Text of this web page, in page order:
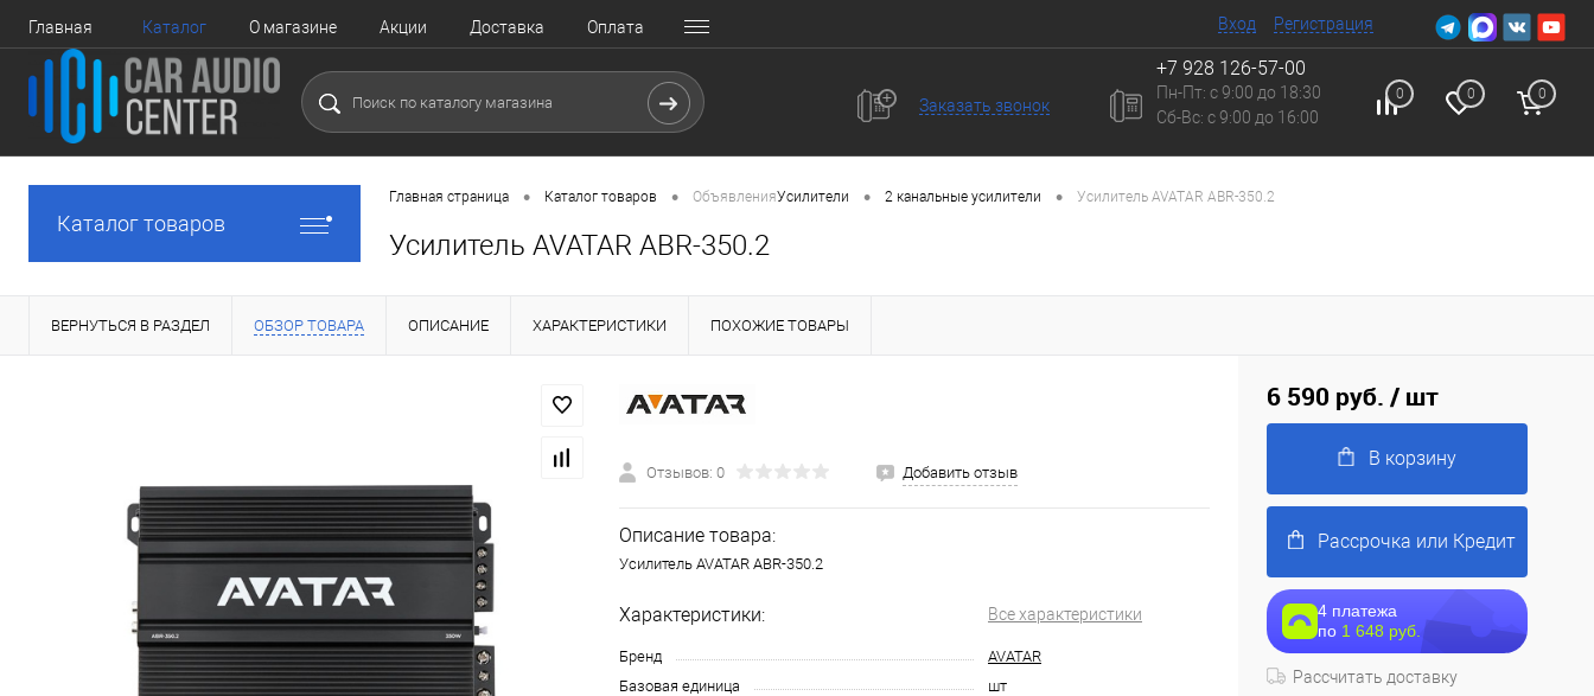
Главная Каталог О магазине Акции Доставка Оплата Вход Регистрация
Заказать звонок
+7 928 126-57-00
Пн-Пт: с 9:00 до 18:30
Сб-Вc: с 9:00 до 16:00
0 0 0
Каталог товаров
Главная страница • Каталог товаров • ОбъявленияУсилители • 2 канальные усилители • Усилитель AVATAR ABR-350.2
Усилитель AVATAR ABR-350.2
ВЕРНУТЬСЯ В РАЗДЕЛ ОБЗОР ТОВАРА ОПИСАНИЕ ХАРАКТЕРИСТИКИ ПОХОЖИЕ ТОВАРЫ
Отзывов: 0 Добавить отзыв
Описание товара:
Усилитель AVATAR ABR-350.2
Характеристики: Все характеристики
Бренд
AVATAR
Базовая единица
шт
6 590 руб. / шт
В корзину
Рассрочка или Кредит
4 платежа
по 1 648 руб.
Рассчитать доставку